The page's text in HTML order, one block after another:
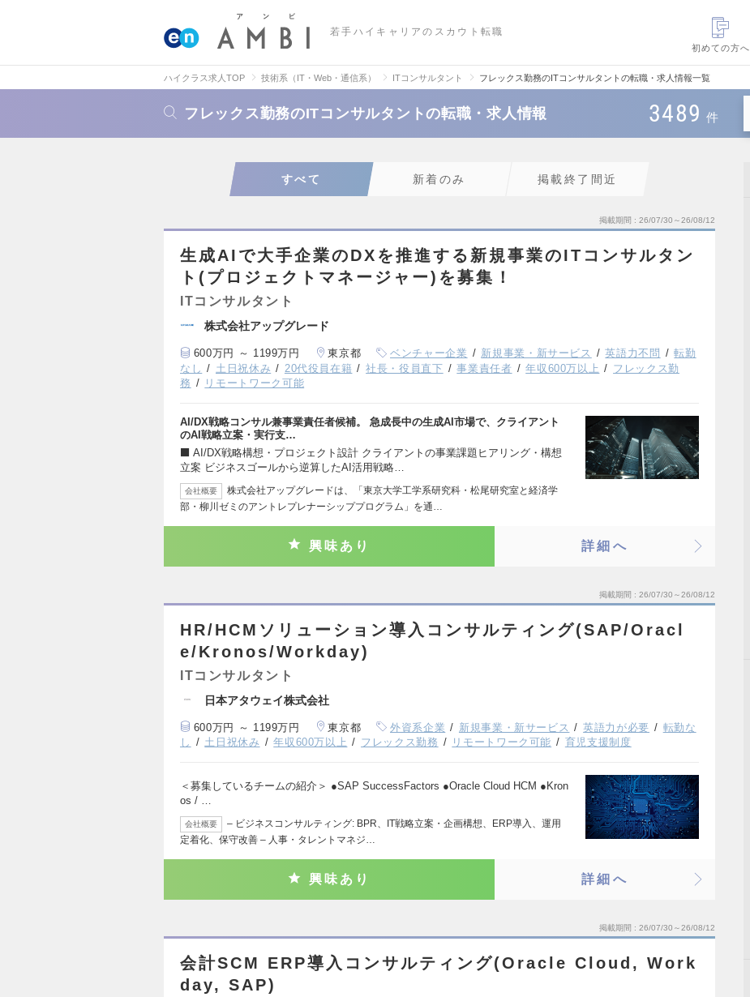
若手ハイキャリアのスカウト転職
初めての方へ
ハイクラス求人TOP 技術系（IT・Web・通信系） ITコンサルタント フレックス勤務のITコンサルタントの転職・求人情報一覧
フレックス勤務のITコンサルタントの転職・求人情報 3489 件
すべて 新着のみ 掲載終了間近
掲載期間 26/07/30～26/08/12
生成AIで大手企業のDXを推進する新規事業のITコンサルタン
ト(プロジェクトマネージャー)を募集！
ITコンサルタント
株式会社アップグレード
600万円 ～ 1199万円 東京都 ベンチャー企業 新規事業・新サービス 英語力不問
転勤
なし
土日祝休み 20代役員在籍 社長・役員直下 事業責任者 年収600万以上
フレックス勤
務
リモートワーク可能
AI/DX戦略コンサル兼事業責任者候補。 急成長中の生成AI市場で、クライアント
のAI戦略立案・実行支…
⬛ AI/DX戦略構想・プロジェクト設計 クライアントの事業課題ヒアリング・構想
立案 ビジネスゴールから逆算したAI活用戦略…
会社概要
株式会社アップグレードは、「東京大学工学系研究科・松尾研究室と経済学
部・柳川ゼミのアントレプレナーシッププログラム」を通…
興味あり 詳細へ
掲載期間 26/07/30～26/08/12
HR/HCMソリューション導入コンサルティング(SAP/Oracl
e/Kronos/Workday)
ITコンサルタント
日本アタウェイ株式会社
600万円 ～ 1199万円 東京都 外資系企業 新規事業・新サービス 英語力が必要
転勤な
し
土日祝休み 年収600万以上 フレックス勤務 リモートワーク可能 育児支援制度
＜募集しているチームの紹介＞ ●SAP SuccessFactors ●Oracle Cloud HCM ●Kron
os / …
会社概要
– ビジネスコンサルティング: BPR、IT戦略立案・企画構想、ERP導入、運用
定着化、保守改善 – 人事・タレントマネジ…
興味あり 詳細へ
掲載期間 26/07/30～26/08/12
会計SCM ERP導入コンサルティング(Oracle Cloud, Work
day, SAP)